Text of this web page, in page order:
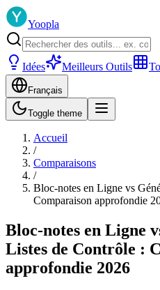
Yoopla
Idées Meilleurs Outils
Français
Toggle theme
Accueil
/
Comparaisons
/
Bloc-notes en Ligne vs
Comparaison approfondie
Bloc-notes en Ligne
Listes de Contrôle :
approfondie 2026